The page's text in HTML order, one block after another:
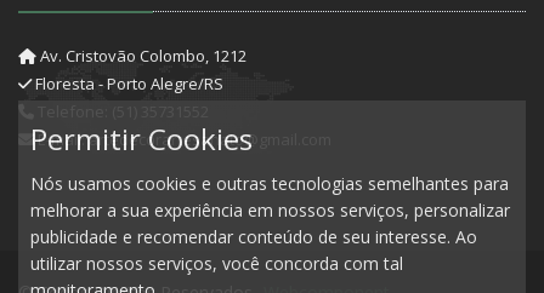
Av. Cristovão Colombo, 1212
Floresta - Porto Alegre/RS
E-mail: artedecorartesanato@gmail.com
Permitir Cookies
Nós usamos cookies e outras tecnologias semelhantes para
melhorar a sua experiência em nossos serviços, personalizar
publicidade e recomendar conteúdo de seu interesse. Ao
utilizar nossos serviços, você concorda com tal